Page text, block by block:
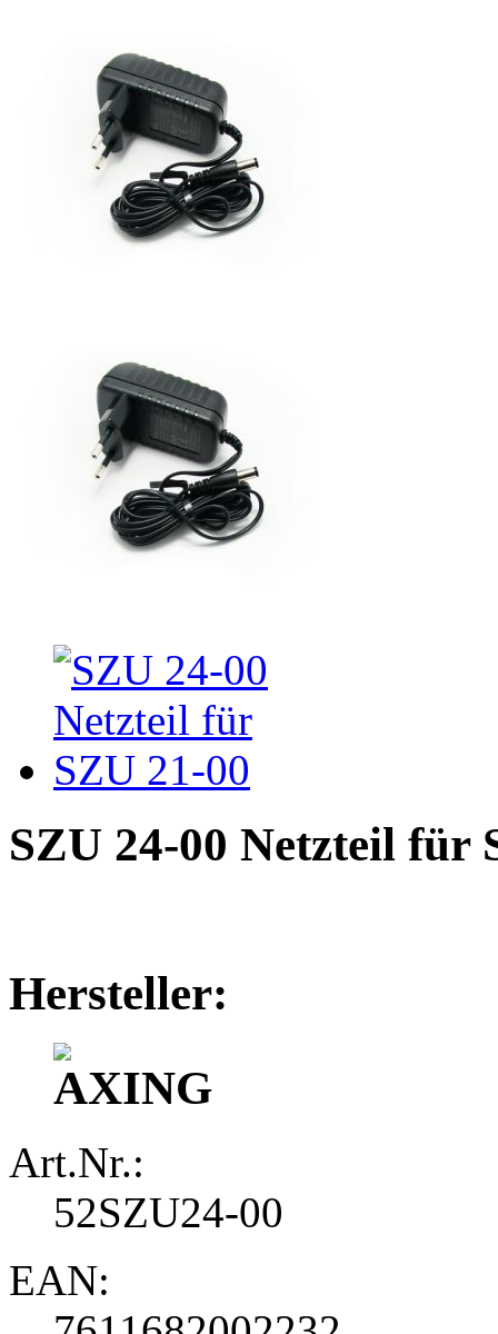
SZU 24-00 Netzteil für
Hersteller:
Art.Nr.:
52SZU24-00
EAN: